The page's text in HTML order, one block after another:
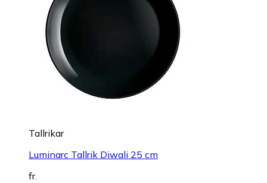
Tallrikar
Luminarc Tallrik Diwali 25 cm
fr.